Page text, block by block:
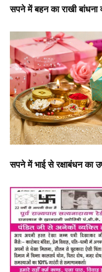
सपने में बहन का राखी
सपने में भाई से रक्षाबंधन का